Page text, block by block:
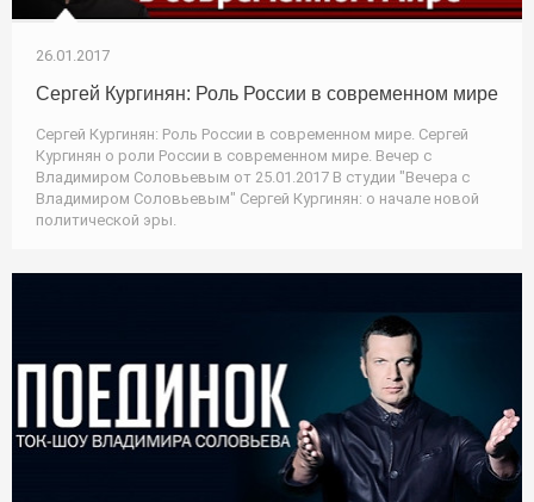
26.01.2017
Сергей Кургинян: Роль России в современном мире
Сергей Кургинян: Роль России в современном мире. Сергей
Кургинян о роли России в современном мире. Вечер с
Владимиром Соловьевым от 25.01.2017 В студии "Вечера с
Владимиром Соловьевым" Сергей Кургинян: о начале новой
политической эры.